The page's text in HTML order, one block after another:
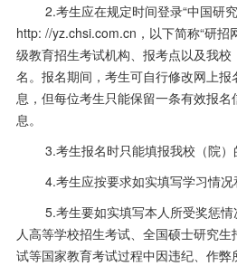
2.考生应在规定时间登录“中国研
http: //yz.chsi.com.cn ，以下简称“研招
级教育招生考试机构、报考点以及我
名。报名期间，考生可自行修改网上
息，但每位考生只能保留一条有效报
息。
3.考生报名时只能填报我校（院）
4.考生应按要求如实填写学习情况
5.考生要如实填写本人所受奖惩
人高等学校招生考试、全国硕士研究
试等国家教育考试过程中因违纪、作